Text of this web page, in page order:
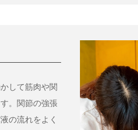
して筋肉や関
。関節の強張
の流れをよく